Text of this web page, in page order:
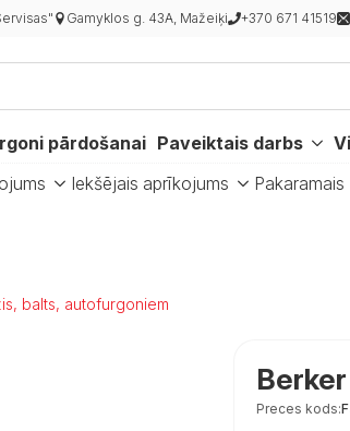
Gamyklos g. 43A, Mažeiķi +370 671 41519
pārdošanai Paveiktais darbs
Iekšējais aprīkojums Pakaramais
balts, autofurgoniem
Preces kods: